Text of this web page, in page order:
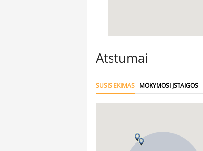
Atstumai
SUSISIEKIMAS MOKYMOSI ĮSTAIGOS